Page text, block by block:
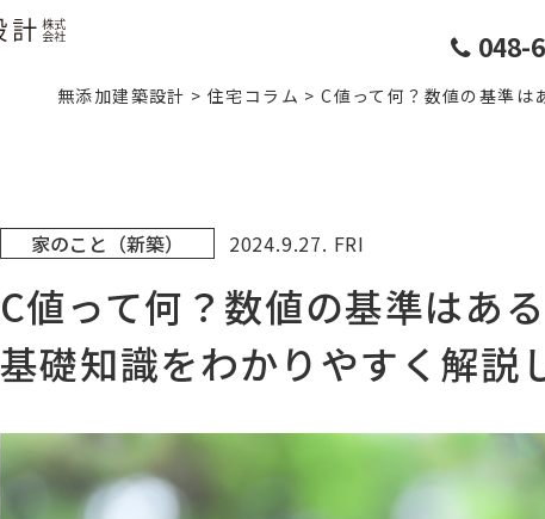
048-
無添加建築設計 > 住宅コラム >C値って何？数値の基準は
家のこと（新築） 2024.9.27. FRI
C値って何？数値の基準はあ
基礎知識をわかりやすく解説